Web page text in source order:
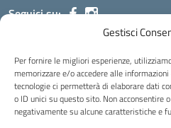
Gestisci
Per fornire le migliori esperienze,
memorizzare e/o accedere alle
tecnologie ci permetterà di elaborare dati
o ID unici su questo sito. Non acconsentire
negativamente su alcune caratteristiche e
Seguici su:
Indirizzo:Via Malagrida, 3 - 22017
Centralino:+39 0344.32.539 Email:
Posta elettronica certificata (PEC):
Codice fiscale: 84004690131